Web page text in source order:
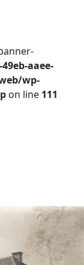
aaee-
wp-
on line 111